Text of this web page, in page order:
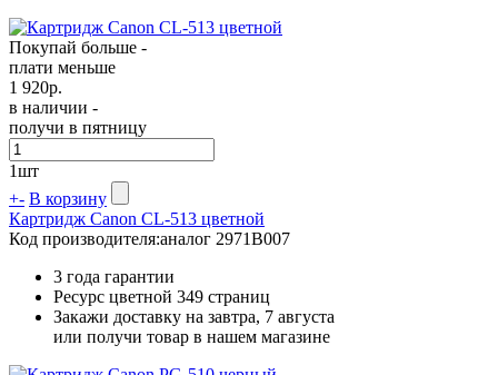
Покупай больше -
плати меньше
1 920р.
в наличии -
получи в пятницу
1шт
+- В корзину
Картридж Canon CL-513 цветной
Код производителя:аналог 2971B007
3 года гарантии
Ресурс цветной 349 страниц
Закажи доставку на завтра, 7 августа
или получи товар в нашем магазине